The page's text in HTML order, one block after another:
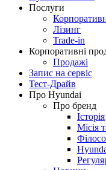
Послуги
Лізинг
Trade-in
Корпоративні
Продажі
Запис на сервіс
Тест-Драйв
Про Hyundai
Про бренд
Історія
Місія